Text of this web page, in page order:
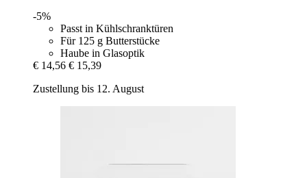
-5%
Passt in Kühlschranktüren
Für 125 g Butterstücke
Haube in Glasoptik
€ 14,56 € 15,39
Zustellung bis 12. August